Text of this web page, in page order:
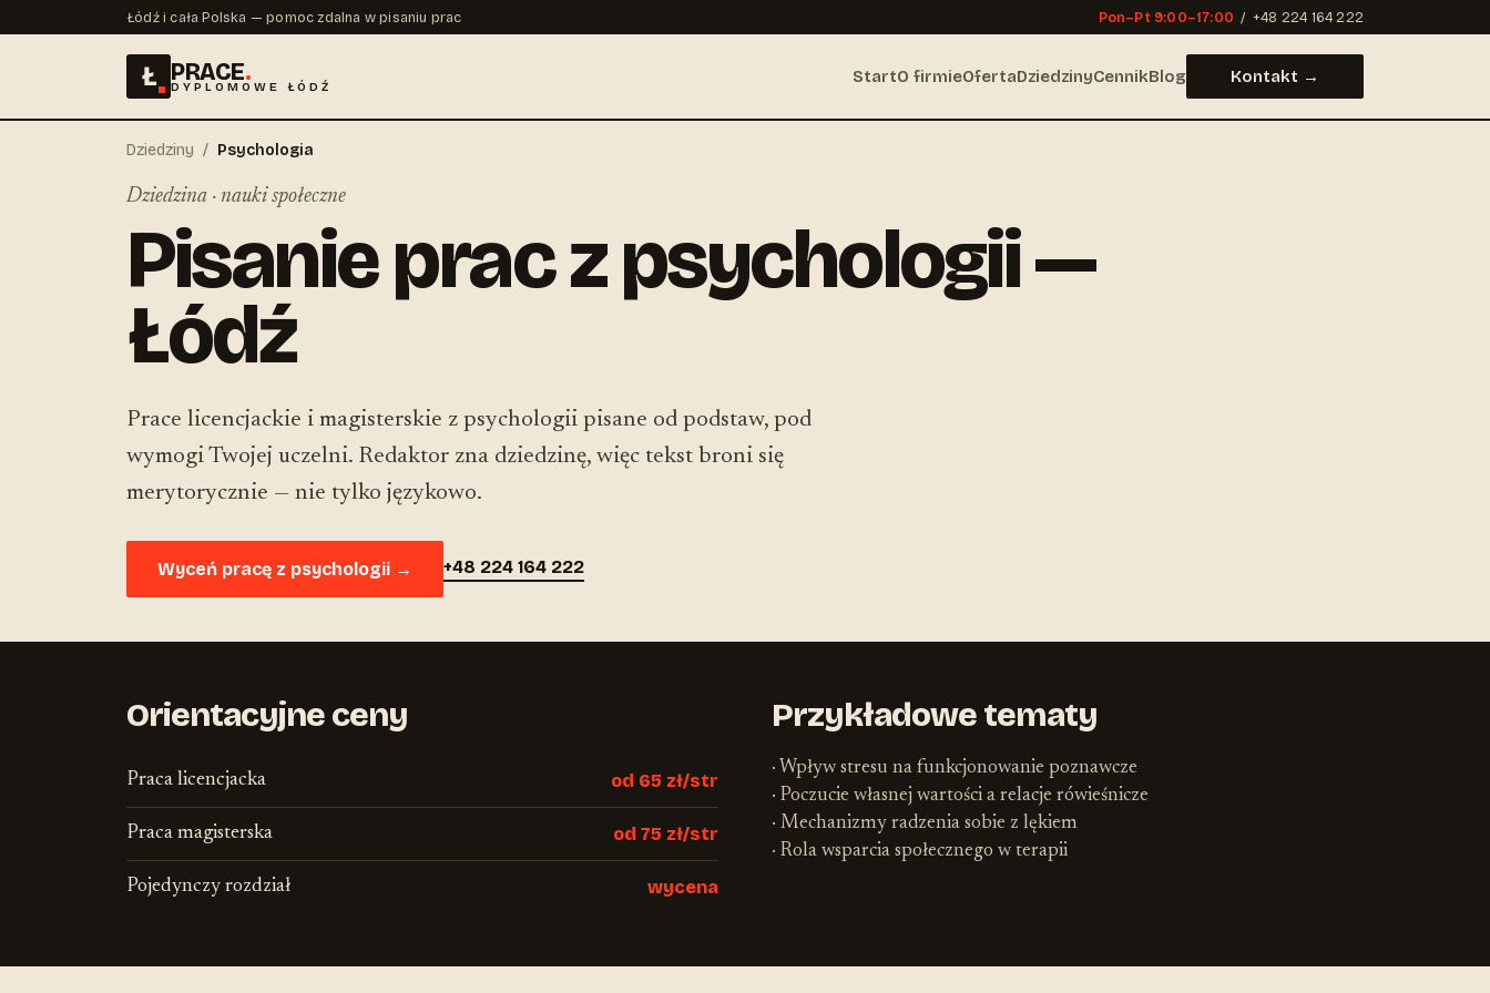
Łódź i cała Polska — pomoc zdalna w pisaniu prac Pon–Pt 9:00–17:00 / +48 224 164 222
Ł PRACE.
DYPLOMOWE ŁÓDŹ StartO firmieOfertaDziedzinyCennikBlog Kontakt →
Dziedziny / Psychologia
Dziedzina · nauki społeczne
Pisanie prac z psychologii —
Łódź
Prace licencjackie i magisterskie z psychologii pisane od podstaw, pod
wymogi Twojej uczelni. Redaktor zna dziedzinę, więc tekst broni się
merytorycznie — nie tylko językowo.
Wyceń pracę z psychologii → +48 224 164 222
Orientacyjne ceny
Praca licencjacka od 65 zł/str
Praca magisterska od 75 zł/str
Pojedynczy rozdział wycena
Przykładowe tematy
· Wpływ stresu na funkcjonowanie poznawcze
· Poczucie własnej wartości a relacje rówieśnicze
· Mechanizmy radzenia sobie z lękiem
· Rola wsparcia społecznego w terapii